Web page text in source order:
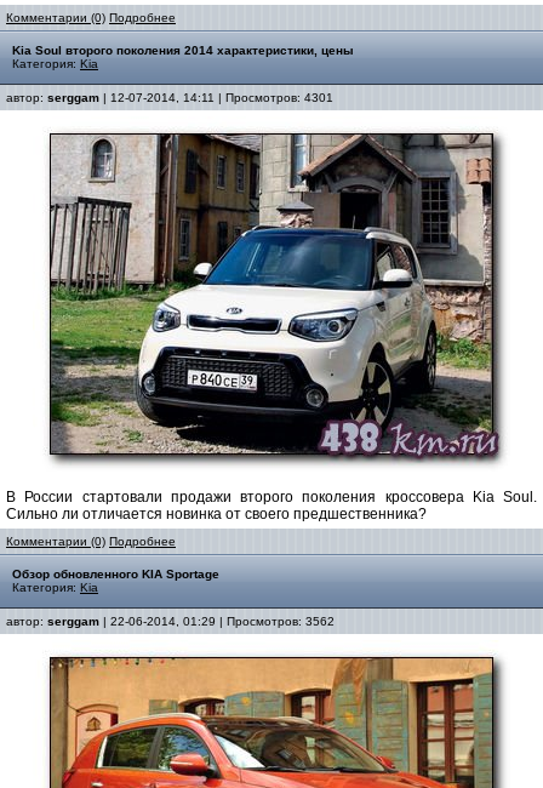
Комментарии (0) Подробнее
Kia Soul второго поколения 2014 характеристики, цены
Категория: Kia
автор: serggam | 12-07-2014, 14:11 | Просмотров: 4301
В России стартовали продажи второго поколения кроссовера Kia Soul.
Сильно ли отличается новинка от своего предшественника?
Комментарии (0) Подробнее
Обзор обновленного KIA Sportage
Категория: Kia
автор: serggam | 22-06-2014, 01:29 | Просмотров: 3562